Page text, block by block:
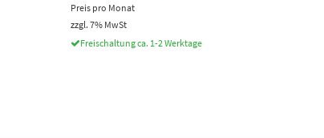
Preis pro Monat
zzgl. 7% MwSt
Freischaltung ca. 1-2 Werktage